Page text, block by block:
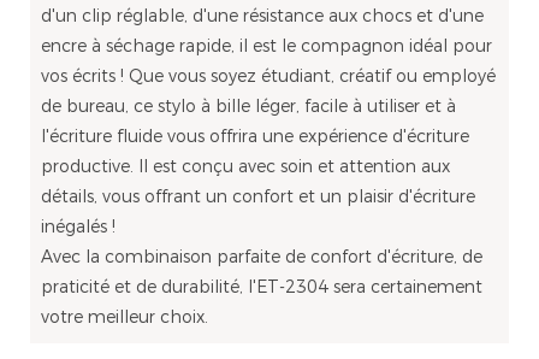
d'un clip réglable, d'une résistance aux chocs et d'une
encre à séchage rapide, il est le compagnon idéal pour
vos écrits ! Que vous soyez étudiant, créatif ou employé
de bureau, ce stylo à bille léger, facile à utiliser et à
l'écriture fluide vous offrira une expérience d'écriture
productive. Il est conçu avec soin et attention aux
détails, vous offrant un confort et un plaisir d'écriture
inégalés !
Avec la combinaison parfaite de confort d'écriture, de
praticité et de durabilité, l'ET-2304 sera certainement
votre meilleur choix.